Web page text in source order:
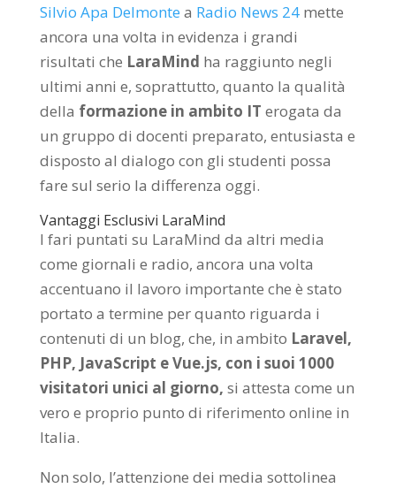
Silvio Apa Delmonte a Radio News 24mette
ancora una volta in evidenza i grandi
risultati che LaraMind ha raggiunto negli
ultimi anni e, soprattutto, quanto la qualità
della formazione in ambito IT erogata da
un gruppo di docenti preparato, entusiasta e
disposto al dialogo con gli studenti possa
fare sul serio la differenza oggi.
Vantaggi Esclusivi LaraMind
I fari puntati su LaraMind da altri media
come giornali e radio, ancora una volta
accentuano il lavoro importante che è stato
portato a termine per quanto riguarda i
contenuti di un blog, che, in ambito Laravel,
PHP, JavaScript e Vue.js, con i suoi 1000
visitatori unici al giorno, si attesta come un
vero e proprio punto di riferimento online in
Italia.
Non solo, l’attenzione dei media sottolinea